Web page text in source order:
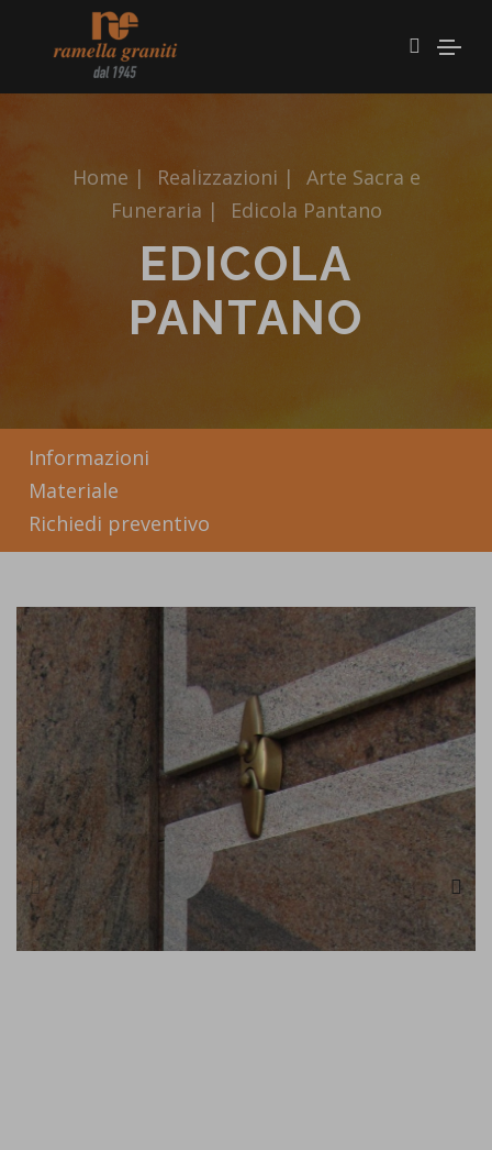
Home | Realizzazioni |
Arte Sacra e
Funeraria | Edicola Pantano
EDICOLA
PANTANO
Informazioni
Materiale
Richiedi preventivo